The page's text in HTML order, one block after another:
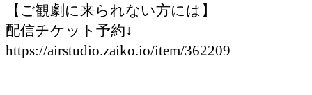
【ご観劇に来られない方には】
配信チケット予約↓
https://airstudio.zaiko.io/item/362209